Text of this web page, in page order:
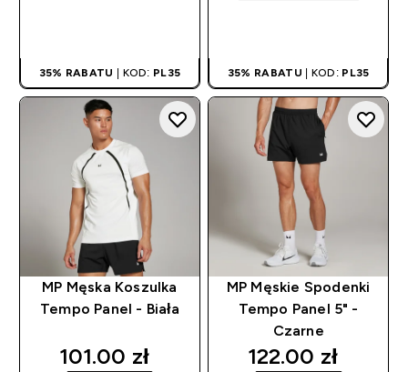
35% RABATU | KOD: PL35 35% RABATU | KOD: PL35
MP Męska Koszulka
Tempo Panel - Biała
discounted price
101.00 zł‎
MP Męskie Spodenki
Tempo Panel 5" -
Czarne
discounted
122.00 zł‎